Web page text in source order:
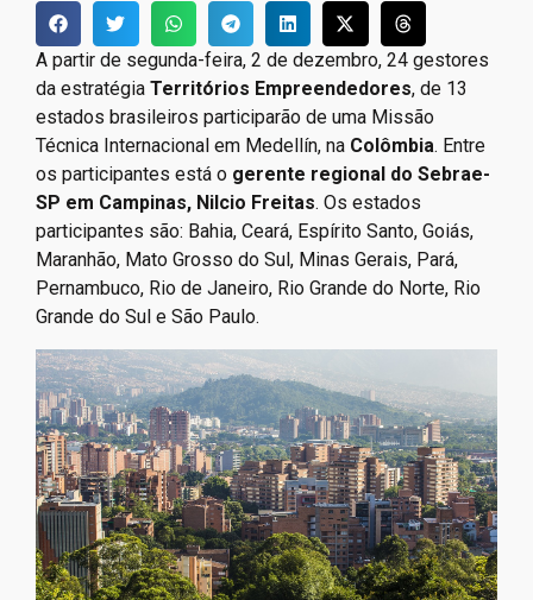
A partir de segunda-feira, 2 de dezembro, 24 gestores
da estratégia Territórios Empreendedores, de 13
estados brasileiros participarão de uma Missão
Técnica Internacional em Medellín, na Colômbia. Entre
os participantes está o gerente regional do Sebrae-
SP em Campinas, Nilcio Freitas. Os estados
participantes são: Bahia, Ceará, Espírito Santo, Goiás,
Maranhão, Mato Grosso do Sul, Minas Gerais, Pará,
Pernambuco, Rio de Janeiro, Rio Grande do Norte, Rio
Grande do Sul e São Paulo.